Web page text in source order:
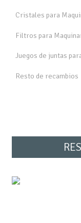
Cristales para
Filtros para
Juegos de juntas
Resto de recambios